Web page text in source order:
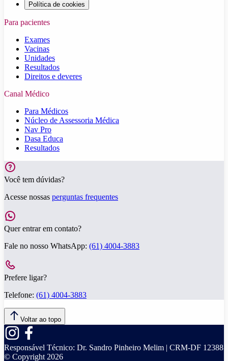
Política de cookies
Para pacientes
Exames
Vacinas
Unidades
Resultados
Direitos e deveres
Canal Médico
Para Médicos
Núcleo de Assessoria Médica
Nav Pro
Dasa Educa
Resultados
Você tem dúvidas?
Acesse nossas perguntas frequentes
Quer entrar em contato?
Fale no nosso WhatsApp: (61) 4004-3883
Prefere ligar?
Telefone: (61) 4004-3883
Voltar ao topo
Responsável Técnico: Dr. Sandro Pinheiro Melim | CRM-DF 12388
© Copyright 2026